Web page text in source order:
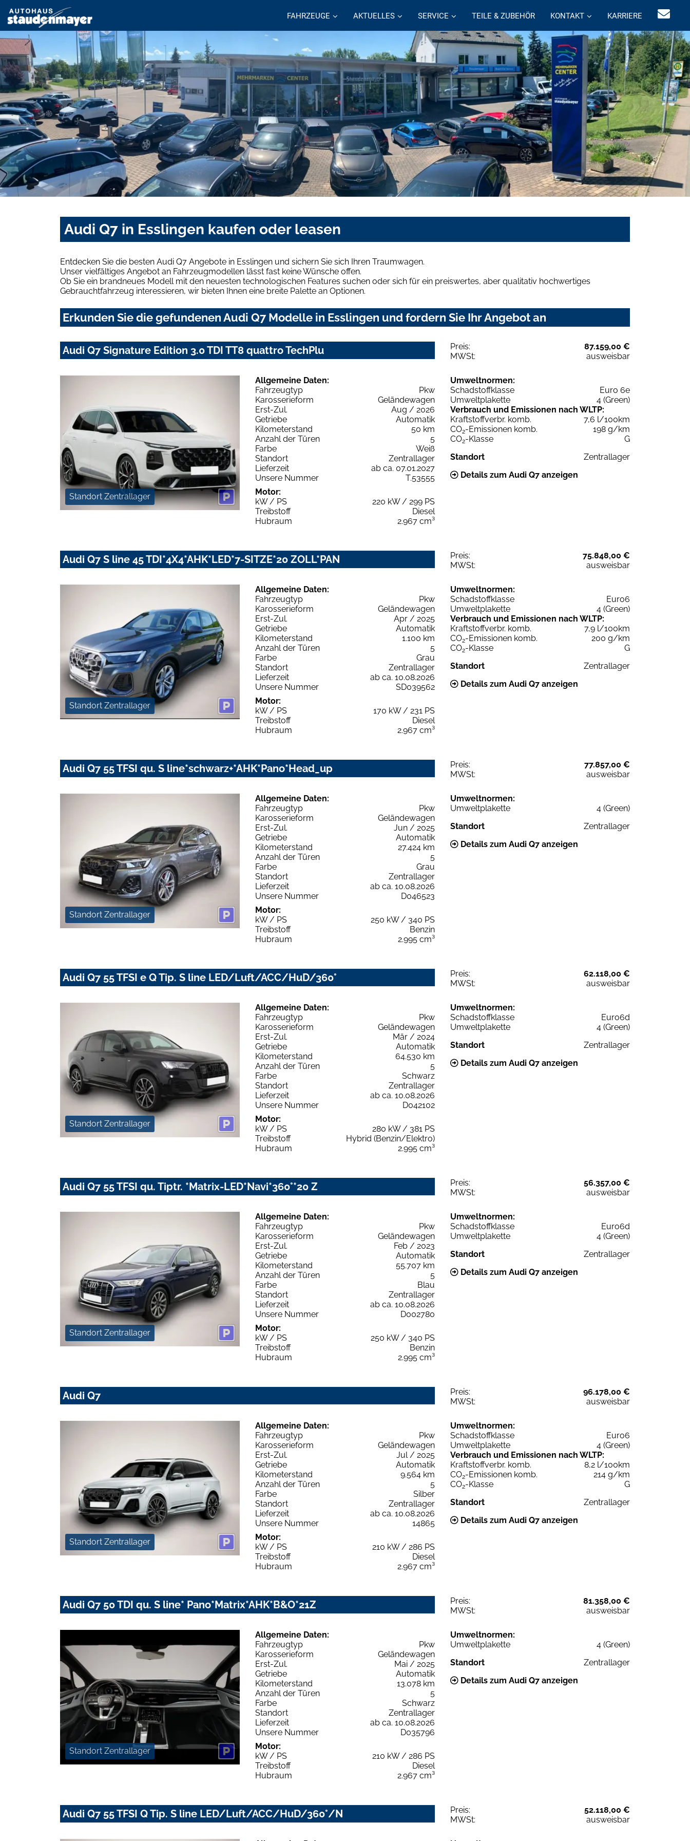
FAHRZEUGE AKTUELLES SERVICE TEILE & ZUBEHÖR KONTAKT KARRIERE
Audi Q7 in Esslingen kaufen oder leasen
Entdecken Sie die besten Audi Q7 Angebote in Esslingen und sichern Sie sich Ihren Traumwagen.
Unser vielfältiges Angebot an Fahrzeugmodellen lässt fast keine Wünsche offen.
Ob Sie ein brandneues Modell mit den neuesten technologischen Features suchen oder sich für ein preiswertes, aber qualitativ hochwertiges
Gebrauchtfahrzeug interessieren, wir bieten Ihnen eine breite Palette an Optionen.
Erkunden Sie die gefundenen Audi Q7 Modelle in Esslingen und fordern Sie Ihr Angebot an
Audi Q7 Signature Edition 3.0 TDI TT8 quattro TechPlu Preis:
87.159,00 €
MWSt:
ausweisbar
Standort Zentrallager
Allgemeine Daten:
Fahrzeugtyp
Pkw
Karosserieform
Geländewagen
Erst-Zul.
Aug / 2026
Getriebe
Automatik
Kilometerstand
50 km
Anzahl der Türen
5
Farbe
Weiß
Standort
Zentrallager
Lieferzeit
ab ca. 07.01.2027
Unsere Nummer
T.53555
Motor:
kW / PS
220 kW / 299 PS
Treibstoff
Diesel
Hubraum
2.967 cm³
Umweltnormen:
Schadstoffklasse
Euro 6e
Umweltplakette
4 (Green)
Verbrauch und Emissionen nach WLTP:
Kraftstoffverbr. komb.
7,6 l/100km
CO2-Emissionen komb.
198 g/km
CO2-Klasse
G
Standort
Zentrallager
Details zum Audi Q7 anzeigen
Audi Q7 S line 45 TDI*4X4*AHK*LED*7-SITZE*20 ZOLL*PAN Preis:
75.848,00 €
MWSt:
ausweisbar
Standort Zentrallager
Allgemeine Daten:
Fahrzeugtyp
Pkw
Karosserieform
Geländewagen
Erst-Zul.
Apr / 2025
Getriebe
Automatik
Kilometerstand
1.100 km
Anzahl der Türen
5
Farbe
Grau
Standort
Zentrallager
Lieferzeit
ab ca. 10.08.2026
Unsere Nummer
SD039562
Motor:
kW / PS
170 kW / 231 PS
Treibstoff
Diesel
Hubraum
2.967 cm³
Umweltnormen:
Schadstoffklasse
Euro6
Umweltplakette
4 (Green)
Verbrauch und Emissionen nach WLTP:
Kraftstoffverbr. komb.
7,9 l/100km
CO2-Emissionen komb.
200 g/km
CO2-Klasse
G
Standort
Zentrallager
Details zum Audi Q7 anzeigen
Audi Q7 55 TFSI qu. S line*schwarz+*AHK*Pano*Head_up Preis:
77.857,00 €
MWSt:
ausweisbar
Standort Zentrallager
Allgemeine Daten:
Fahrzeugtyp
Pkw
Karosserieform
Geländewagen
Erst-Zul.
Jun / 2025
Getriebe
Automatik
Kilometerstand
27.424 km
Anzahl der Türen
5
Farbe
Grau
Standort
Zentrallager
Lieferzeit
ab ca. 10.08.2026
Unsere Nummer
D046523
Motor:
kW / PS
250 kW / 340 PS
Treibstoff
Benzin
Hubraum
2.995 cm³
Umweltnormen:
Umweltplakette
4 (Green)
Standort
Zentrallager
Details zum Audi Q7 anzeigen
Audi Q7 55 TFSI e Q Tip. S line LED/Luft/ACC/HuD/360° Preis:
62.118,00 €
MWSt:
ausweisbar
Standort Zentrallager
Allgemeine Daten:
Fahrzeugtyp
Pkw
Karosserieform
Geländewagen
Erst-Zul.
Mär / 2024
Getriebe
Automatik
Kilometerstand
64.530 km
Anzahl der Türen
5
Farbe
Schwarz
Standort
Zentrallager
Lieferzeit
ab ca. 10.08.2026
Unsere Nummer
D042102
Motor:
kW / PS
280 kW / 381 PS
Treibstoff
Hybrid (Benzin/Elektro)
Hubraum
2.995 cm³
Umweltnormen:
Schadstoffklasse
Euro6d
Umweltplakette
4 (Green)
Standort
Zentrallager
Details zum Audi Q7 anzeigen
Audi Q7 55 TFSI qu. Tiptr. *Matrix-LED*Navi*360°*20 Z Preis:
56.357,00 €
MWSt:
ausweisbar
Standort Zentrallager
Allgemeine Daten:
Fahrzeugtyp
Pkw
Karosserieform
Geländewagen
Erst-Zul.
Feb / 2023
Getriebe
Automatik
Kilometerstand
55.707 km
Anzahl der Türen
5
Farbe
Blau
Standort
Zentrallager
Lieferzeit
ab ca. 10.08.2026
Unsere Nummer
D002780
Motor:
kW / PS
250 kW / 340 PS
Treibstoff
Benzin
Hubraum
2.995 cm³
Umweltnormen:
Schadstoffklasse
Euro6d
Umweltplakette
4 (Green)
Standort
Zentrallager
Details zum Audi Q7 anzeigen
Audi Q7 Preis:
96.178,00 €
MWSt:
ausweisbar
Standort Zentrallager
Allgemeine Daten:
Fahrzeugtyp
Pkw
Karosserieform
Geländewagen
Erst-Zul.
Jul / 2025
Getriebe
Automatik
Kilometerstand
9.564 km
Anzahl der Türen
5
Farbe
Silber
Standort
Zentrallager
Lieferzeit
ab ca. 10.08.2026
Unsere Nummer
14865
Motor:
kW / PS
210 kW / 286 PS
Treibstoff
Diesel
Hubraum
2.967 cm³
Umweltnormen:
Schadstoffklasse
Euro6
Umweltplakette
4 (Green)
Verbrauch und Emissionen nach WLTP:
Kraftstoffverbr. komb.
8,2 l/100km
CO2-Emissionen komb.
214 g/km
CO2-Klasse
G
Standort
Zentrallager
Details zum Audi Q7 anzeigen
Audi Q7 50 TDI qu. S line* Pano*Matrix*AHK*B&O*21Z Preis:
81.358,00 €
MWSt:
ausweisbar
Standort Zentrallager
Allgemeine Daten:
Fahrzeugtyp
Pkw
Karosserieform
Geländewagen
Erst-Zul.
Mai / 2025
Getriebe
Automatik
Kilometerstand
13.078 km
Anzahl der Türen
5
Farbe
Schwarz
Standort
Zentrallager
Lieferzeit
ab ca. 10.08.2026
Unsere Nummer
D035796
Motor:
kW / PS
210 kW / 286 PS
Treibstoff
Diesel
Hubraum
2.967 cm³
Umweltnormen:
Umweltplakette
4 (Green)
Standort
Zentrallager
Details zum Audi Q7 anzeigen
Audi Q7 55 TFSI Q Tip. S line LED/Luft/ACC/HuD/360°/N Preis:
52.118,00 €
MWSt:
ausweisbar